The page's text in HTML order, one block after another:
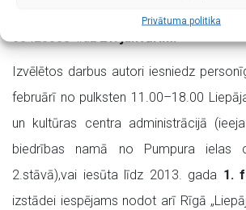
Privātuma politika
Izvēlētos darbus autori iesniedz
februārī no pulksten 11.00–18.00
un kultūras centra administrācijā
biedrības namā no Pumpura ielas
2.stāvā),vai iesūta līdz 2013. gada 1.
izstādei iespējams nodot arī Rīgā